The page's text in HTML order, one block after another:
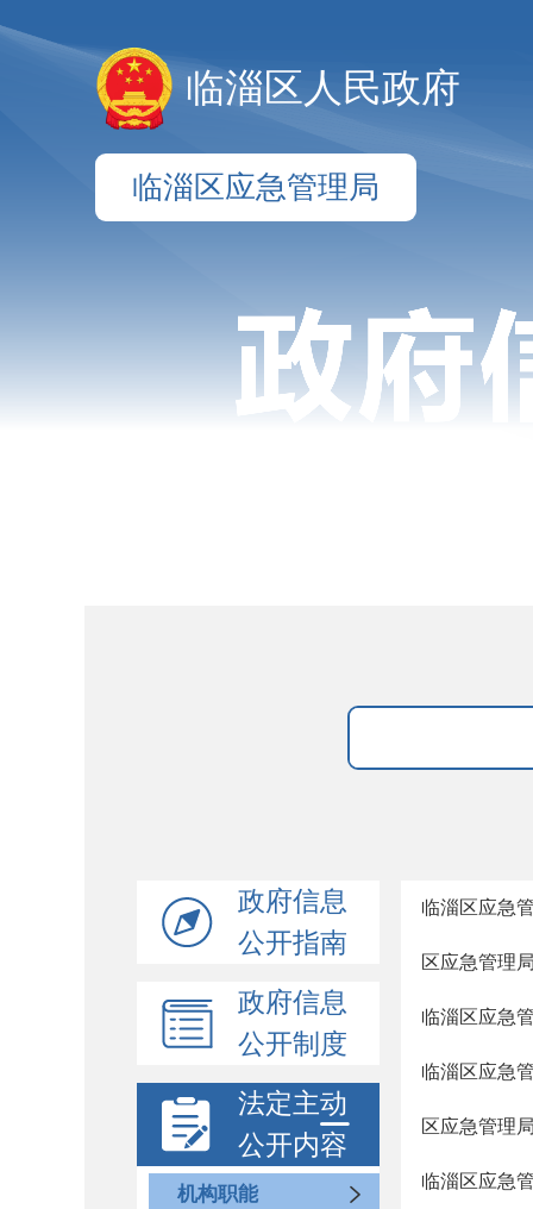
临淄区人民政府
临淄区应急管理局
政府信息
公开指南
政府信息
公开制度
法定主动
公开内容
机构职能
临淄区应急
区应急管理
临淄区应急
临淄区应急
区应急管理
临淄区应急